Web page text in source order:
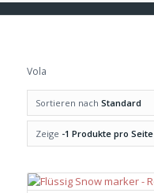
Vola
Sortieren nach Standard
Zeige -1 Produkte pro Seite